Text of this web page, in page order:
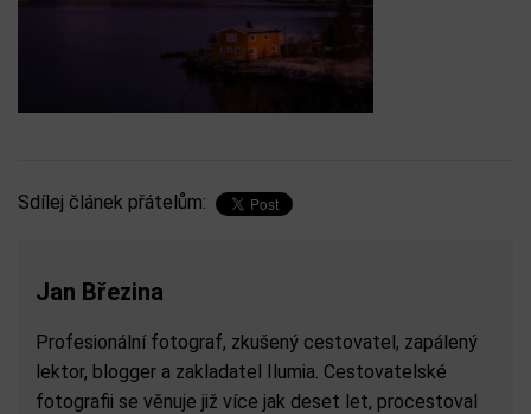
Sdílej článek přátelům:
Jan Březina
Profesionální fotograf, zkušený cestovatel, zapálený
lektor, blogger a zakladatel Ilumia. Cestovatelské
fotografii se věnuje již více jak deset let, procestoval